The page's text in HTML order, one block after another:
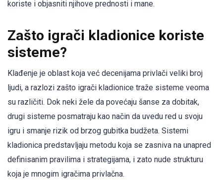
koriste i objasniti njihove prednosti i mane.
Zašto igrači kladionice koriste
sisteme?
Klađenje je oblast koja već decenijama privlači veliki broj
ljudi, a razlozi zašto igrači kladionice traže sisteme veoma
su različiti. Dok neki žele da povećaju šanse za dobitak,
drugi sisteme posmatraju kao način da uvedu red u svoju
igru i smanje rizik od brzog gubitka budžeta. Sistemi
kladionica predstavljaju metodu koja se zasniva na unapred
definisanim pravilima i strategijama, i zato nude strukturu
koja je mnogim igračima privlačna.